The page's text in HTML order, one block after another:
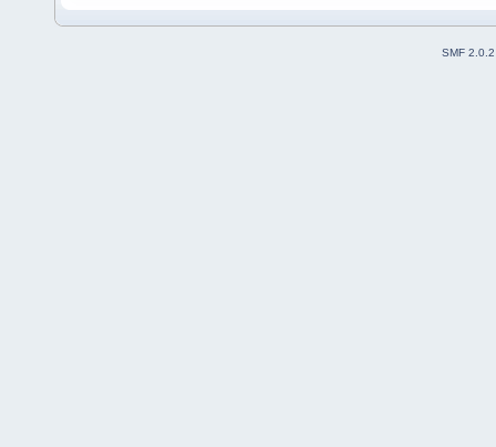
SMF 2.0.2